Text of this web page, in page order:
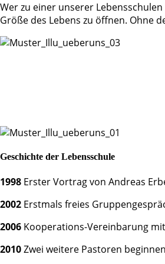
Wer zu einer unserer
Größe des Lebens zu öffnen. Ohne
Geschichte der Lebensschule
1998 Erster Vortrag von Andreas
2002 Erstmals freies
2006 Kooperations-Vereinbarung
2010Zwei weitere Pastoren